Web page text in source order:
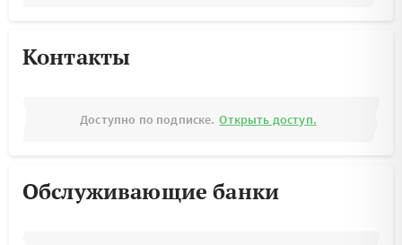
Контакты
Доступно по подписке. Открыть доступ.
Обслуживающие банки